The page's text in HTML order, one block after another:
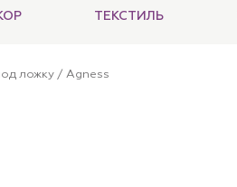
ТЕКСТИЛЬ
ложку / Agness